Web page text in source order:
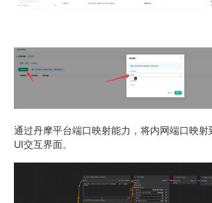
通过丹摩平台端口映射能力，将内网端口映
UI交互界面。